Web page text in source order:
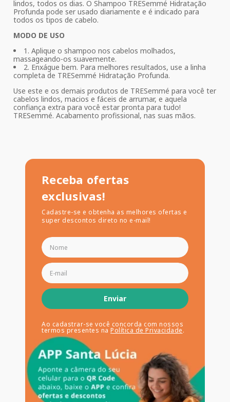
lindos, todos os dias. O Shampoo TRESemmé Hidratação
Profunda pode ser usado diariamente e é indicado para
todos os tipos de cabelo.
MODO DE USO
1. Aplique o shampoo nos cabelos molhados,
massageando-os suavemente.
2. Enxágue bem. Para melhores resultados, use a linha
completa de TRESemmé Hidratação Profunda.
Use este e os demais produtos de TRESemmé para você ter
cabelos lindos, macios e fáceis de arrumar, e aquela
confiança extra para você estar pronta para tudo!
TRESemmé. Acabamento profissional, nas suas mãos.
Receba ofertas
exclusivas!
Cadastre-se e obtenha as melhores ofertas e
super descontos direto no e-mail!
Enviar
Ao cadastrar-se você concorda com nossos
termos presentes na Política de Privacidade.